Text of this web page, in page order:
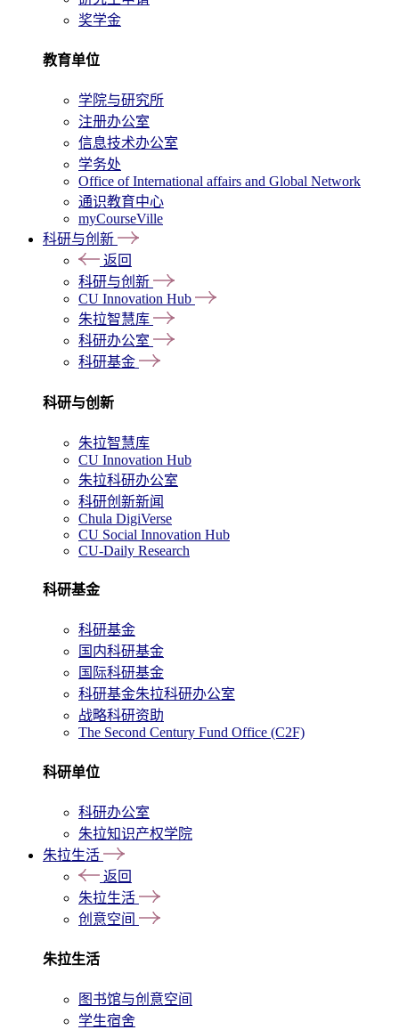
奖学金
教育单位
学院与研究所
注册办公室
信息技术办公室
学务处
Office of International affairs and Global Network
通识教育中心
myCourseVille
科研与创新
返回
科研与创新
CU Innovation Hub
朱拉智慧库
科研办公室
科研基金
科研与创新
朱拉智慧库
CU Innovation Hub
朱拉科研办公室
科研创新新闻
Chula DigiVerse
CU Social Innovation Hub
CU-Daily Research
科研基金
科研基金
国内科研基金
国际科研基金
科研基金朱拉科研办公室
战略科研资助
The Second Century Fund Office (C2F)
科研单位
科研办公室
朱拉知识产权学院
朱拉生活
返回
朱拉生活
创意空间
朱拉生活
图书馆与创意空间
学生宿舍